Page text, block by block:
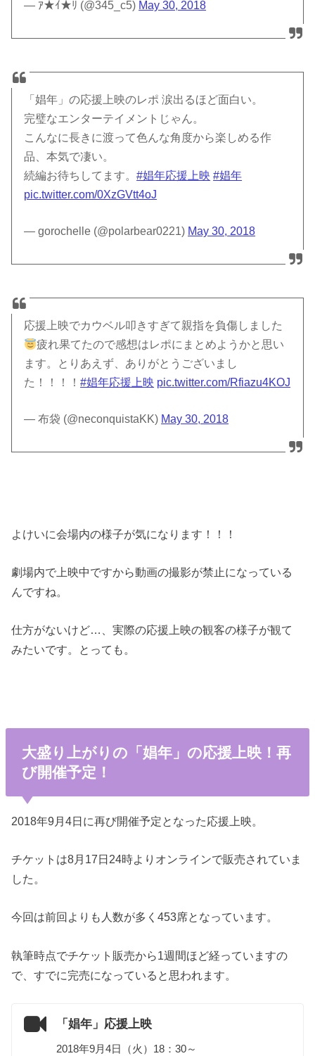
— ｱ★ｲ★ﾘ (@345_c5) May 30, 2018
「娼年」の応援上映のレポ 涙出るほど面白い。
完璧なエンターテイメントじゃん。
こんなに長きに渡って色んな角度から楽しめる作
品、本気で凄い。
続編お待ちしてます。#娼年応援上映 #娼年
pic.twitter.com/0XzGVtt4oJ
— gorochelle (@polarbear0221) May 30, 2018
応援上映でカウベル叩きすぎて親指を負傷しました
疲れ果てたので感想はレポにまとめようかと思い
ます。とりあえず、ありがとうございまし
た！！！！#娼年応援上映 pic.twitter.com/Rfiazu4KOJ
— 布袋 (@neconquistaKK) May 30, 2018
よけいに会場内の様子が気になります！！！
劇場内で上映中ですから動画の撮影が禁止になっている
んですね。
仕方がないけど…、実際の応援上映の観客の様子が観て
みたいです。とっても。
大盛り上がりの「娼年」の応援上映！再
び開催予定！
2018年9月4日に再び開催予定となった応援上映。
チケットは8月17日24時よりオンラインで販売されていま
した。
今回は前回よりも人数が多く453席となっています。
執筆時点でチケット販売から1週間ほど経っていますの
で、すでに完売になっていると思われます。
「娼年」応援上映
2018年9月4日（火）18：30～